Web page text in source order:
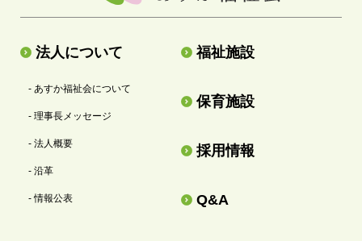
法人について
- あすか福祉会について
- 理事長メッセージ
- 法人概要
- 沿革
- 情報公表
福祉施設
保育施設
採用情報
Q&A